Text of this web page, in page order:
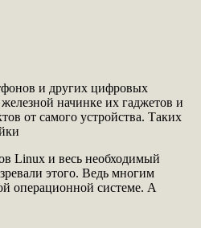
и других цифровых
начинке их гаджетов и
от самого устройства. Таких
Linux и весь необходимый
этого. Ведь многим
операционной системе. А